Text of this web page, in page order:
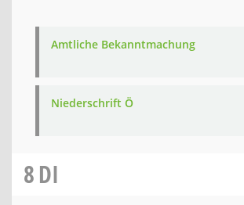
Amtliche Bekanntmachung
Niederschrift Ö
8DI